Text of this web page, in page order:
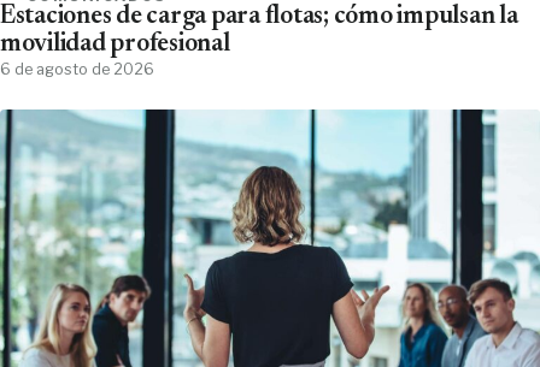
Estaciones de carga para flotas; cómo impulsan la
movilidad profesional
6 de agosto de 2026